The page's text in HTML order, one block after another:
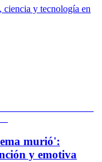
ciencia y tecnología en
murió':
y emotiva